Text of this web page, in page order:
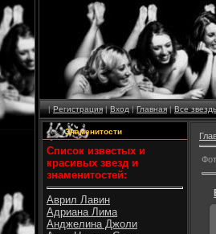
|Регистрация|Вход|Главная|Все
Знаменитости
Список известых и
красивых звезд и
знаменитостей:
Аврил Лавин
Адриана Лима
Анджелина Джоли